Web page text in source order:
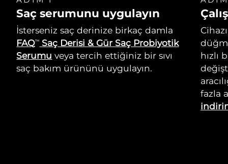
Saç serumunu uygulayın
İsterseniz saç derinize birkaç damla
FAQTM
Saç Derisi & Gür Saç Probiyotik
Serumu veya tercih ettiğiniz bir sıvı
saç bakım ürününü uygulayın.
hızlı
fazla